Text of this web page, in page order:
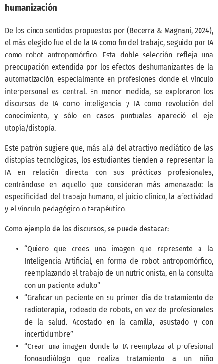
humanización
De los cinco sentidos propuestos por (Becerra & Magnani, 2024),
el más elegido fue el de la IA como fin del trabajo, seguido por IA
como robot antropomórfico. Esta doble selección refleja una
preocupación extendida por los efectos deshumanizantes de la
automatización, especialmente en profesiones donde el vínculo
interpersonal es central. En menor medida, se exploraron los
discursos de IA como inteligencia y IA como revolución del
conocimiento, y sólo en casos puntuales apareció el eje
utopía/distopía.
Este patrón sugiere que, más allá del atractivo mediático de las
distopías tecnológicas, los estudiantes tienden a representar la
IA en relación directa con sus prácticas profesionales,
centrándose en aquello que consideran más amenazado: la
especificidad del trabajo humano, el juicio clínico, la afectividad
y el vínculo pedagógico o terapéutico.
Como ejemplo de los discursos, se puede destacar:
“Quiero que crees una imagen que represente a la
Inteligencia Artificial, en forma de robot antropomórfico,
reemplazando el trabajo de un nutricionista, en la consulta
con un paciente adulto”
“Graficar un paciente en su primer día de tratamiento de
radioterapia, rodeado de robots, en vez de profesionales
de la salud. Acostado en la camilla, asustado y con
incertidumbre”
“Crear una imagen donde la IA reemplaza al profesional
fonoaudiólogo que realiza tratamiento a un niño